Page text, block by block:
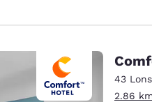
43
2.86